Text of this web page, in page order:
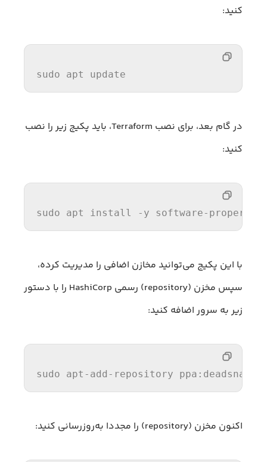
کنید:
sudo apt update
در گام بعد، برای نصب Terraform، باید پکیج زیر را نصب
کنید:
sudo apt install -y software-
با این پکیج می‌توانید مخازن اضافی را مدیریت کرده،
سپس مخزن (repository) رسمی HashiCorp را با دستور
زیر به سرور اضافه کنید:
sudo apt- add -repository ppa:deadsnakes
اکنون مخزن (repository) را مجددا به‌روزرسانی کنید: